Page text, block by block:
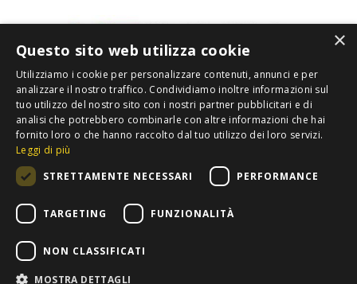
×
Questo sito web utilizza cookie
Utilizziamo i cookie per personalizzare contenuti, annunci e per
analizzare il nostro traffico. Condividiamo inoltre informazioni sul
tuo utilizzo del nostro sito con i nostri partner pubblicitari e di
analisi che potrebbero combinarle con altre informazioni che hai
fornito loro o che hanno raccolto dal tuo utilizzo dei loro servizi.
Leggi di più
STRETTAMENTE NECESSARI
PERFORMANCE
TARGETING FUNZIONALITÀ
NON CLASSIFICATI
MOSTRA DETTAGLI